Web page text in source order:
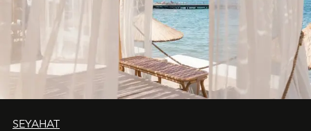
SEYAHAT